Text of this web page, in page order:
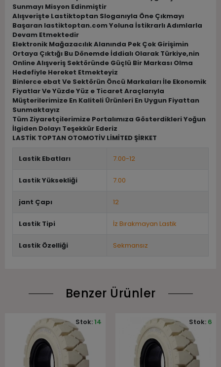
Sunmayı Misyon Edinmiştir
Alışverişte Lastiktoptan Sloganıyla Öne Çıkmayı
Başaran lastiktoptan.com Yoluna İstikrarlı Adımlarla
Devam Etmektedir
Elektronik Mağazacılık Alanında Pek Çok Girişimin
Ortaya Çıktığı Bu Dönemde İddialı Olarak Türkiye,nin
Online Alışveriş Sektöründe Güçlü Bir Markası Olma
Hedefiyle Hereket Etmekteyiz
Binlerce ebat Ve Sektörün Öncü Markaları İle Ekonomik
Fiyatlar Ve Yüzde Yüz e Ticaret Araçlarıyla
Müşterilerimize En Kaliteli Ürünleri En Uygun Fiyattan
Sunmaktayız
Tüm Ziyaretçilerimize Portalımıza Gösterdikleri Yoğun
İlgiden Dolayı Teşekkür Ederiz
LASTİK TOPTAN OTOMOTİV LİMİTED ŞİRKET
Lastik Ebatları 7.00-12
Lastik Yüksekliği 7.00
jant Çapı 12
Lastik Tipi İz Bırakmayan Lastik
Lastik Özelliği Sekmansız
Benzer Ürünler
Stok:14 Stok: 6